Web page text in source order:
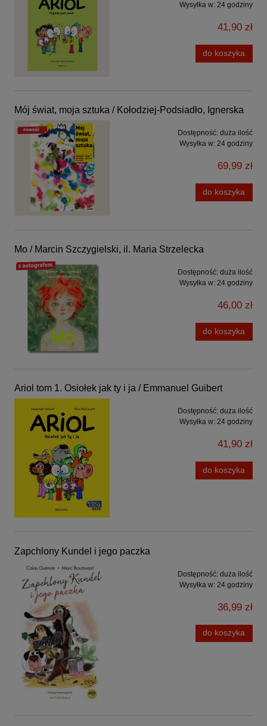
Wysyłka w: 24 godziny
41,90 zł
do koszyka
Mój świat, moja sztuka / Kołodziej-Podsiadło, Ignerska
Dostępność: duża ilość
Wysyłka w: 24 godziny
69,99 zł
do koszyka
Mo / Marcin Szczygielski, il. Maria Strzelecka
Dostępność: duża ilość
Wysyłka w: 24 godziny
46,00 zł
do koszyka
Ariol tom 1. Osiołek jak ty i ja / Emmanuel Guibert
Dostępność: duża ilość
Wysyłka w: 24 godziny
41,90 zł
do koszyka
Zapchlony Kundel i jego paczka
Dostępność: duża ilość
Wysyłka w: 24 godziny
36,99 zł
do koszyka